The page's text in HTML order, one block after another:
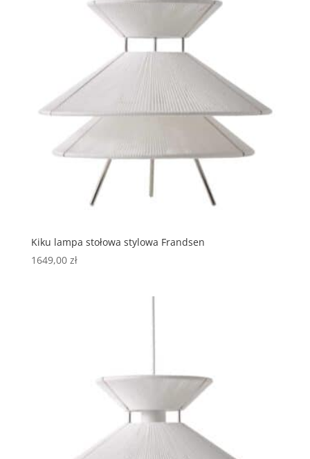
Kiku lampa stołowa stylowa Frandsen
1649,00 zł